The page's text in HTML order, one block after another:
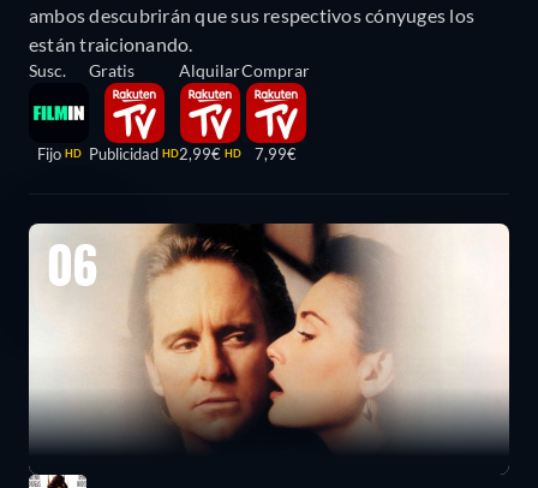
ambos descubrirán que sus respectivos cónyuges los
están traicionando.
Susc.
Fijo HD
Gratis
Publicidad HD
Alquilar
2,99€ HD
Comprar
7,99€
06